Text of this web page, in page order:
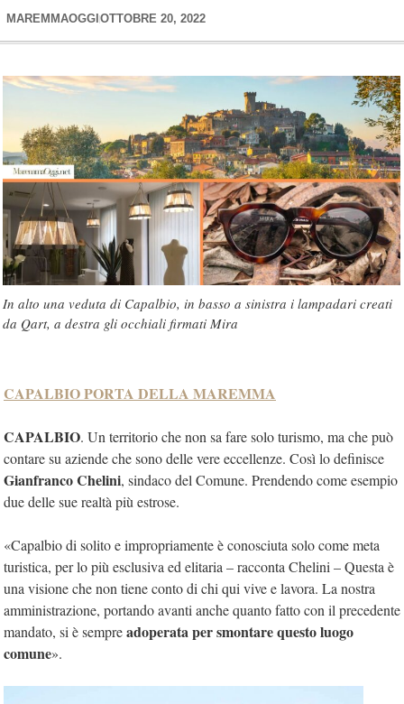
MAREMMAOGGI OTTOBRE 20, 2022
In alto una veduta di Capalbio, in basso a sinistra i lampadari creati
da Qart, a destra gli occhiali firmati Mira
CAPALBIO PORTA DELLA MAREMMA
CAPALBIO. Un territorio che non sa fare solo turismo, ma che può
contare su aziende che sono delle vere eccellenze. Così lo definisce
Gianfranco Chelini, sindaco del Comune. Prendendo come esempio
due delle sue realtà più estrose.
«Capalbio di solito e impropriamente è conosciuta solo come meta
turistica, per lo più esclusiva ed elitaria – racconta Chelini – Questa è
una visione che non tiene conto di chi qui vive e lavora. La nostra
amministrazione, portando avanti anche quanto fatto con il precedente
mandato, si è sempreadoperata per smontare questo luogo
comune».